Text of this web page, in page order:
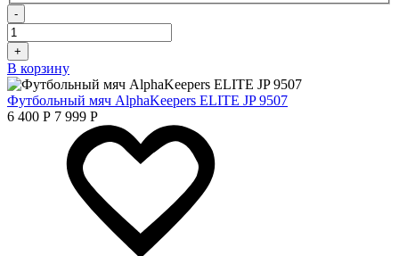
-
+
В корзину
Футбольный мяч AlphaKeepers ELITE JP 9507
6 400 Р 7 999 Р